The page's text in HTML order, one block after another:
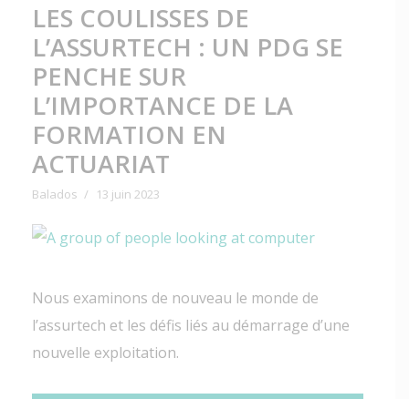
LES COULISSES DE
L’ASSURTECH : UN PDG SE
PENCHE SUR
L’IMPORTANCE DE LA
FORMATION EN
ACTUARIAT
Balados 13 juin 2023
Nous examinons de nouveau le monde de
l’assurtech et les défis liés au démarrage d’une
nouvelle exploitation.